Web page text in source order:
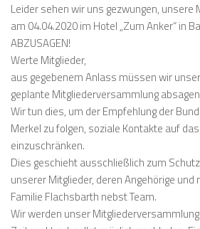
Leider sehen wir uns gezwungen,
am 04.04.2020 im Hotel „Zum Anker“ in
ABZUSAGEN!
Werte Mitglieder,
aus gegebenem Anlass müssen wir
geplante Mitgliederversammlung
Wir tun dies, um der Empfehlung der
Merkel zu folgen, soziale Kontakte auf
einzuschränken.
Dies geschieht ausschließlich zum
unserer Mitglieder, deren Angehörige und
Familie Flachsbarth nebst Team.
Wir werden unser